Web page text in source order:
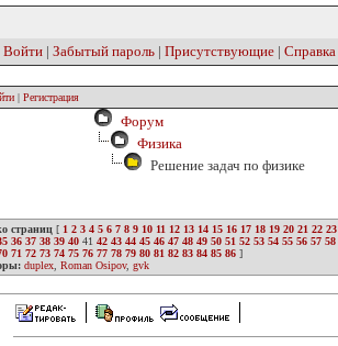
Войти | Забытый пароль | Присутствующие | Справка
| Регистрация
Форум
Физика
Решение задач по физике
страниц [ 1 2 3 4 5 6 7 8 9 10 11 12 13 14 15 16 17 18 19 20 21 22 23
36 37 38 39 40 41 42 43 44 45 46 47 48 49 50 51 52 53 54 55 56 57 58
71 72 73 74 75 76 77 78 79 80 81 82 83 84 85 86 ]
duplex Roman Osipov, gvk